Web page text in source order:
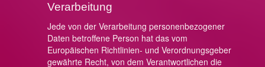
Verarbeitung
Jede von der Verarbeitung personenbezogener
Daten betroffene Person hat das vom
Europäischen Richtlinien- und Verordnungsgeber
gewährte Recht, von dem Verantwortlichen die